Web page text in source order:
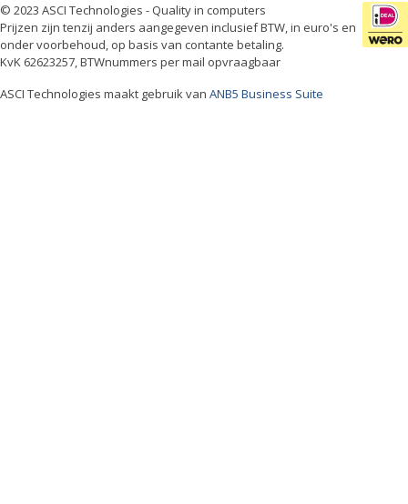
© 2023 ASCI Technologies - Quality in computers
Prijzen zijn tenzij anders aangegeven inclusief BTW, in euro's en
onder voorbehoud, op basis van contante betaling.
KvK 62623257, BTWnummers per mail opvraagbaar
ASCI Technologies maakt gebruik van ANB5 Business Suite